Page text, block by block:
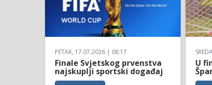
PETAK, 17.07.2026 | 08:17
Finale Svjetskog prvenstva
najskuplji sportski događaj
U